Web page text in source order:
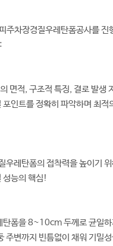
주차장경질우레탄폼공사를 진
면적, 구조적 특징, 결로 발생
인트를 정확히 파악하며 최적
우레탄폼의 접착력을 높이기
성능의 핵심!
탄폼을 8~10cm 두께로 균일
주변까지 빈틈없이 채워 기밀